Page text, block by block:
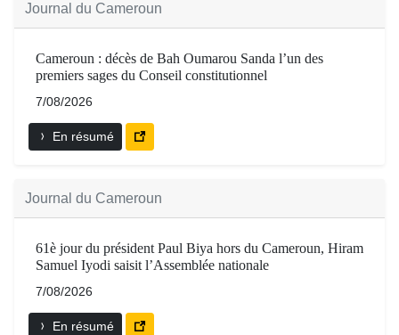
Journal du Cameroun
Cameroun : décès de Bah Oumarou Sanda l’un des
premiers sages du Conseil constitutionnel
7/08/2026
En résumé
Journal du Cameroun
61è jour du président Paul Biya hors du Cameroun, Hiram
Samuel Iyodi saisit l’Assemblée nationale
7/08/2026
En résumé